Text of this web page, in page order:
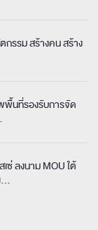
รรม สร้างคน สร้าง
พื้นที่รองรับการจัด
ซ่ ลงนาม MOU ใต้
…